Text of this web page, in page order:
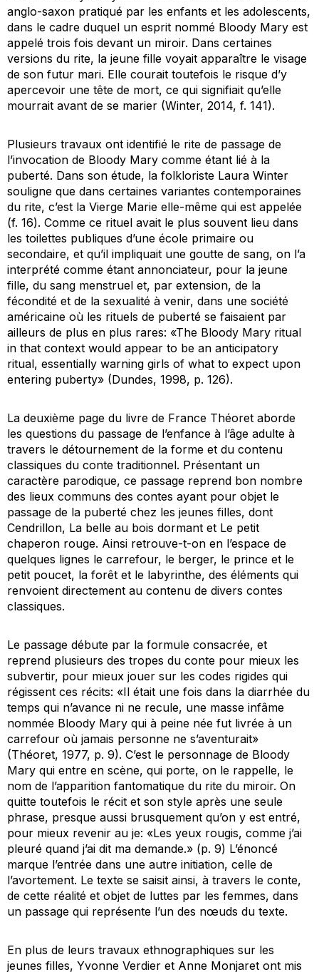
anglo-saxon pratiqué par les enfants et les adolescents,
dans le cadre duquel un esprit nommé Bloody Mary est
appelé trois fois devant un miroir. Dans certaines
versions du rite, la jeune fille voyait apparaître le visage
de son futur mari. Elle courait toutefois le risque d’y
apercevoir une tête de mort, ce qui signifiait qu’elle
mourrait avant de se marier (Winter, 2014, f. 141).
Plusieurs travaux ont identifié le rite de passage de
l’invocation de Bloody Mary comme étant lié à la
puberté. Dans son étude, la folkloriste Laura Winter
souligne que dans certaines variantes contemporaines
du rite, c’est la Vierge Marie elle-même qui est appelée
(f. 16). Comme ce rituel avait le plus souvent lieu dans
les toilettes publiques d’une école primaire ou
secondaire, et qu’il impliquait une goutte de sang, on l’a
interprété comme étant annonciateur, pour la jeune
fille, du sang menstruel et, par extension, de la
fécondité et de la sexualité à venir, dans une société
américaine où les rituels de puberté se faisaient par
ailleurs de plus en plus rares: «The Bloody Mary ritual
in that context would appear to be an anticipatory
ritual, essentially warning girls of what to expect upon
entering puberty» (Dundes, 1998, p. 126).
La deuxième page du livre de France Théoret aborde
les questions du passage de l’enfance à l’âge adulte à
travers le détournement de la forme et du contenu
classiques du conte traditionnel. Présentant un
caractère parodique, ce passage reprend bon nombre
des lieux communs des contes ayant pour objet le
passage de la puberté chez les jeunes filles, dont
Cendrillon, La belle au bois dormant et Le petit
chaperon rouge. Ainsi retrouve-t-on en l’espace de
quelques lignes le carrefour, le berger, le prince et le
petit poucet, la forêt et le labyrinthe, des éléments qui
renvoient directement au contenu de divers contes
classiques.
Le passage débute par la formule consacrée, et
reprend plusieurs des tropes du conte pour mieux les
subvertir, pour mieux jouer sur les codes rigides qui
régissent ces récits: «Il était une fois dans la diarrhée du
temps qui n’avance ni ne recule, une masse infâme
nommée Bloody Mary qui à peine née fut livrée à un
carrefour où jamais personne ne s’aventurait»
(Théoret, 1977, p. 9). C’est le personnage de Bloody
Mary qui entre en scène, qui porte, on le rappelle, le
nom de l’apparition fantomatique du rite du miroir. On
quitte toutefois le récit et son style après une seule
phrase, presque aussi brusquement qu’on y est entré,
pour mieux revenir au je: «Les yeux rougis, comme j’ai
pleuré quand j’ai dit ma demande.» (p. 9) L’énoncé
marque l’entrée dans une autre initiation, celle de
l’avortement. Le texte se saisit ainsi, à travers le conte,
de cette réalité et objet de luttes par les femmes, dans
un passage qui représente l’un des nœuds du texte.
En plus de leurs travaux ethnographiques sur les
jeunes filles, Yvonne Verdier et Anne Monjaret ont mis